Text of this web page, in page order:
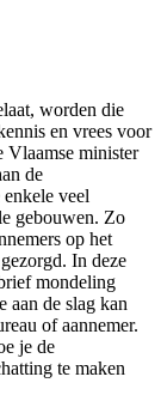
worden die
en vrees voor
minister
de
veel
gebouwen. Zo
op het
In deze
mondeling
aan de slag kan
of aannemer.
je de
te maken